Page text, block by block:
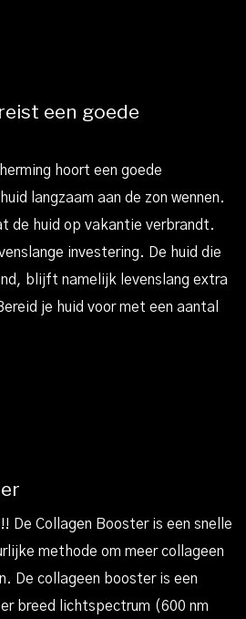
een goede
hoort een goede
langzaam aan de zon wennen.
de huid op vakantie verbrandt.
investering. De huid die
blijft namelijk levenslang extra
je huid voor met een aantal
De Collagen Booster is een snelle
methode om meer collageen
De collageen booster is een
breed lichtspectrum (600 nm